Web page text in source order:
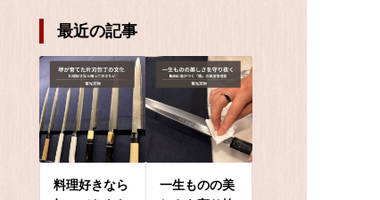
最近の記事
料理好きなら
一生ものの美